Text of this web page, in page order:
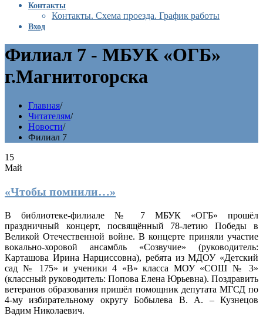
Контакты
Контакты. Схема проезда. График работы
Вход
Филиал 7 - МБУК «ОГБ»
г.Магнитогорска
Главная/
Читателям/
Новости/
Филиал 7
15
Май
«Чтобы помнили…»
В библиотеке-филиале № 7 МБУК «ОГБ» прошёл
праздничный концерт, посвящённый 78-летию Победы в
Великой Отечественной войне. В концерте приняли участие
вокально-хоровой ансамбль «Созвучие» (руководитель:
Карташова Ирина Нарциссовна), ребята из МДОУ «Детский
сад № 175» и ученики 4 «В» класса МОУ «СОШ № 3»
(классный руководитель: Попова Елена Юрьевна). Поздравить
ветеранов образования пришёл помощник депутата МГСД по
4-му избирательному округу Бобылева В. А. – Кузнецов
Вадим Николаевич.